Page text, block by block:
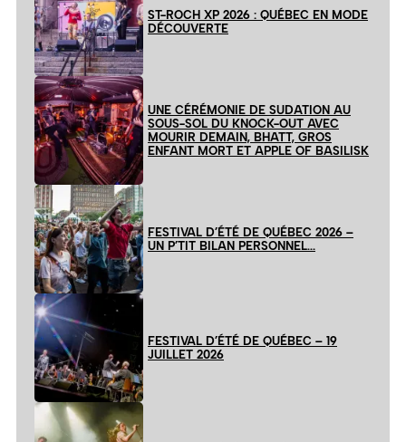
ST-ROCH XP 2026 : QUÉBEC EN MODE
DÉCOUVERTE
UNE CÉRÉMONIE DE SUDATION AU
SOUS-SOL DU KNOCK-OUT AVEC
MOURIR DEMAIN, BHATT, GROS
ENFANT MORT ET APPLE OF BASILISK
FESTIVAL D’ÉTÉ DE QUÉBEC 2026 –
UN P’TIT BILAN PERSONNEL…
FESTIVAL D’ÉTÉ DE QUÉBEC – 19
JUILLET 2026